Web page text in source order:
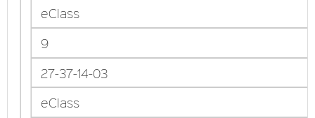
eClass
9
27-37-14-03
eClass